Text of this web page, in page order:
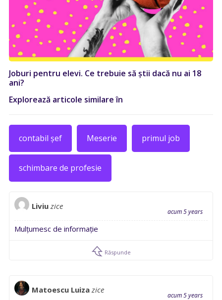
Joburi pentru elevi. Ce trebuie să știi dacă nu ai 18
ani?
Explorează articole similare în
contabil șef Meserie primul job
schimbare de profesie
Liviu zice
acum 5 years
Mulțumesc de informație
Răspunde
Matoescu Luiza zice
acum 5 years